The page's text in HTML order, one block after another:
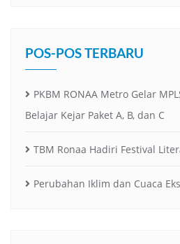
POS-POS TERBARU
PKBM RONAA Metro Gelar
Belajar Kejar Paket A, B, dan C
TBM Ronaa Hadiri Festival
Perubahan Iklim dan Cuaca